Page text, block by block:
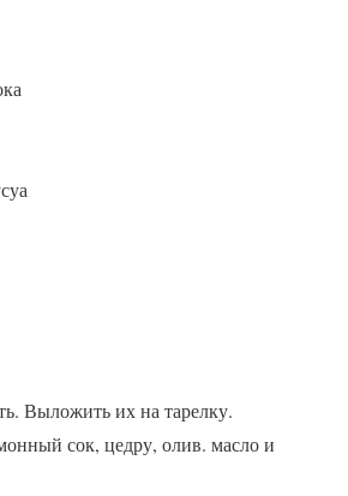
Выложить их на тарелку.
сок, цедру, олив. масло и